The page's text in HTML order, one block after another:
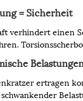
= Sicherheit
verhindert einen
ertragen